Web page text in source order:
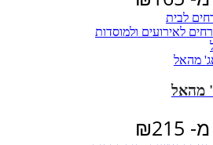
לבית
לאירועים ולמוסדות
מהאל
₪215